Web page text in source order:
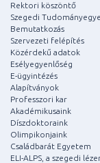
Rektori köszöntő
Szegedi
Bemutatkozás
Szervezeti felépítés
Közérdekű adatok
Esélyegyenlőség
E-ügyintézés
Alapítványok
Professzori kar
Akadémikusaink
Díszdoktoraink
Olimpikonjaink
Családbarát Egyetem
ELI-ALPS, a szegedi